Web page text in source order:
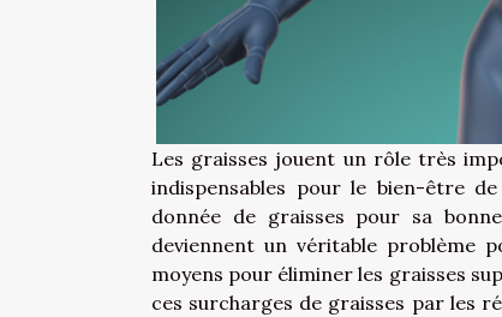
Les graisses jouent un rôle très
indispensables pour le bien-être
donnée de graisses pour sa
deviennent un véritable problème
moyens pour éliminer les graisses
ces surcharges de graisses par les